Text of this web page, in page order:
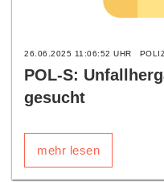
26.06.2025 11:06:52 UHR
POL-S:
gesucht
mehr lesen